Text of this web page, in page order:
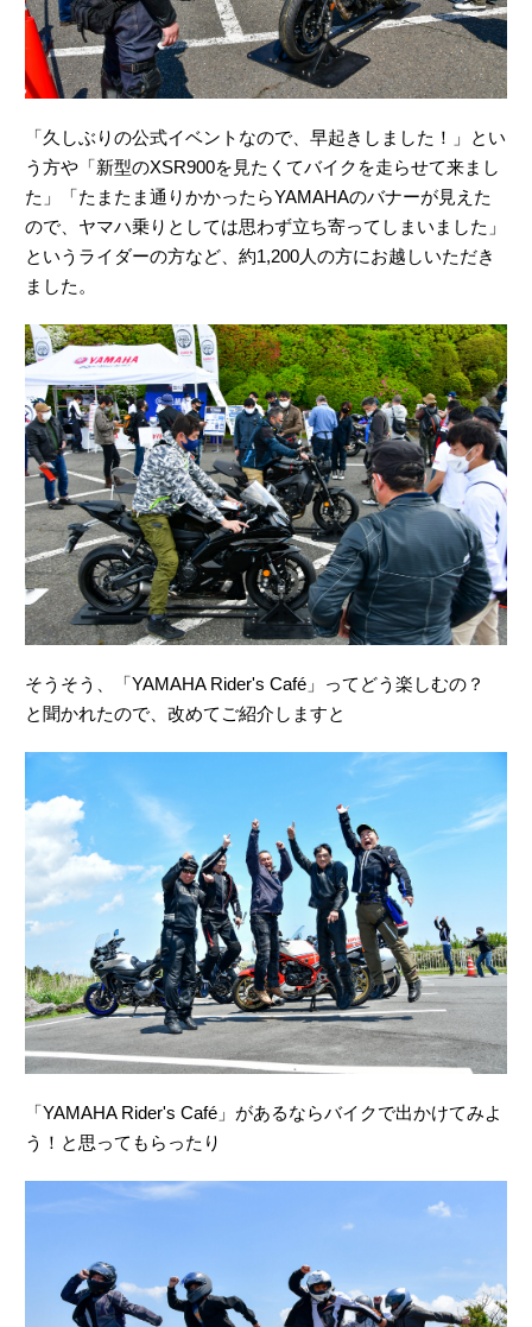
「久しぶりの公式イベントなので、早起きしました！」とい
う方や「新型のXSR900を見たくてバイクを走らせて来まし
た」「たまたま通りかかったらYAMAHAのバナーが見えた
ので、ヤマハ乗りとしては思わず立ち寄ってしまいました」
というライダーの方など、約1,200人の方にお越しいただき
ました。
そうそう、「YAMAHA Rider's Café」ってどう楽しむの？
と聞かれたので、改めてご紹介しますと
「YAMAHA Rider's Café」があるならバイクで出かけてみよ
う！と思ってもらったり